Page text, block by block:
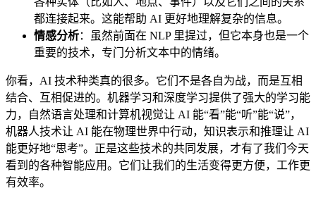
都连接起来。这能帮助 AI 更好地理解复杂的信息。
情感分析：虽然前面在 NLP 里提过，但它本身也是一个
重要的技术，专门分析文本中的情绪。
你看，AI 技术种类真的很多。它们不是各自为战，而是互相
结合、互相促进的。机器学习和深度学习提供了强大的学习能
力，自然语言处理和计算机视觉让 AI 能“看”能“听”能“说”，
机器人技术让 AI 能在物理世界中行动，知识表示和推理让 AI
能更好地“思考”。正是这些技术的共同发展，才有了我们今天
看到的各种智能应用。它们让我们的生活变得更方便，工作更
有效率。